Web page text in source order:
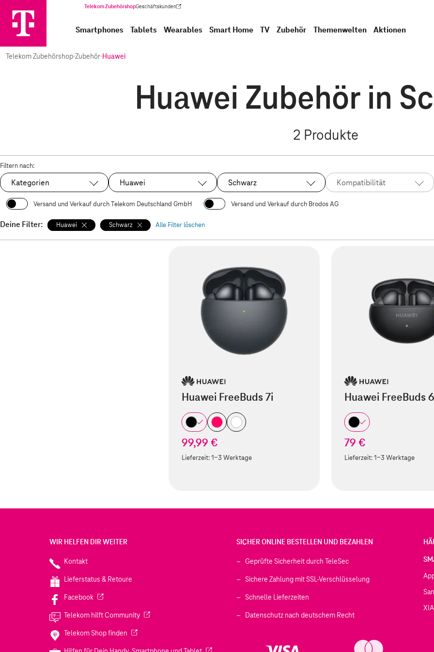
Telekom ZubehörshopGeschäftskunden
(Wird in einem neuen Tab geöffnet)
Smartphones Tablets Wearables Smart Home TV Zubehör Themenwelten Aktionen
Telekom Zubehörshop·Zubehör·Huawei
Huawei Zubehör in
2 Produkte
Filtern nach:
Kategorien Ausgewählt:
Huawei Ausgewählt:
Schwarz Kompatibilität
Versand und Verkauf durch Telekom Deutschland GmbH Versand und Verkauf durch Brodos AG
Deine Filter: Huawei Schwarz Alle Filter löschen
Huawei FreeBuds 7i
99,99 €
Lieferzeit:1-3 Werktage
Huawei FreeBuds
79 €
Lieferzeit:1-3 Werktage
WIR HELFEN DIR WEITER
Kontakt
Lieferstatus & Retoure
Facebook(Wird in einem neuen Tab geöffnet)
Telekom hilft Community(Wird in einem neuen Tab geöffnet)
Telekom Shop finden (Wird in einem neuen Tab geöffnet)
SICHER ONLINE BESTELLEN UND BEZAHLEN
Geprüfte Sicherheit durch TeleSec
Sichere Zahlung mit SSL-Verschlüsselung
Schnelle Lieferzeiten
Datenschutz nach deutschem Recht